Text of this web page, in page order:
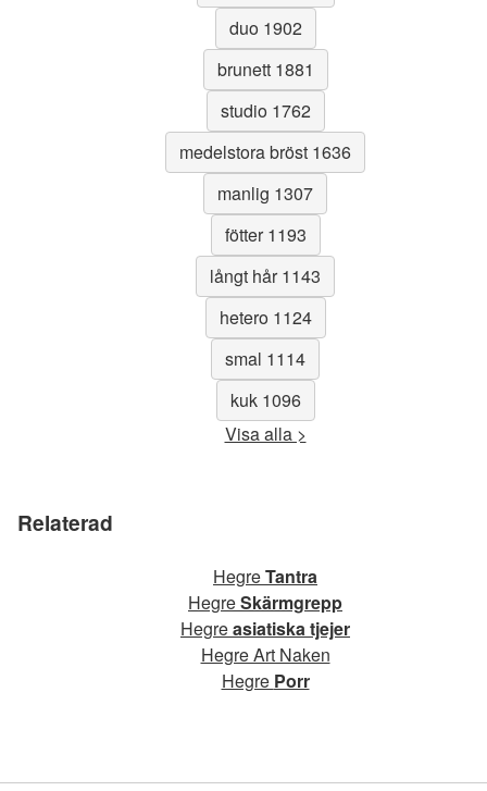
duo 1902
brunett 1881
studio 1762
medelstora bröst 1636
manlig 1307
fötter 1193
långt hår 1143
hetero 1124
smal 1114
kuk 1096
Visa alla >
Relaterad
HegreTantra
HegreSkärmgrepp
Hegreasiatiska tjejer
Hegre Art Naken
Hegre Porr